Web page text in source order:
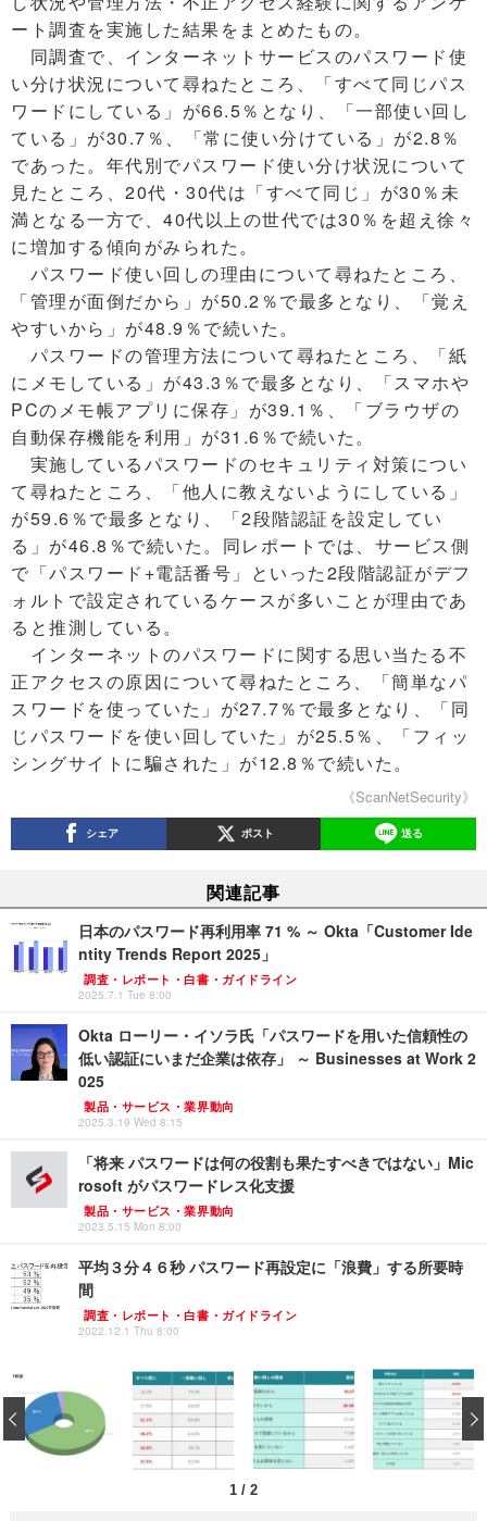
ート調査を実施した結果をまとめたもの。
同調査で、インターネットサービスのパスワード使
い分け状況について尋ねたところ、「すべて同じパス
ワードにしている」が66.5％となり、「一部使い回し
ている」が30.7％、「常に使い分けている」が2.8％
であった。年代別でパスワード使い分け状況について
見たところ、20代・30代は「すべて同じ」が30％未
満となる一方で、40代以上の世代では30％を超え徐々
に増加する傾向がみられた。
パスワード使い回しの理由について尋ねたところ、
「管理が面倒だから」が50.2％で最多となり、「覚え
やすいから」が48.9％で続いた。
パスワードの管理方法について尋ねたところ、「紙
にメモしている」が43.3％で最多となり、「スマホや
PCのメモ帳アプリに保存」が39.1％、「ブラウザの
自動保存機能を利用」が31.6％で続いた。
実施しているパスワードのセキュリティ対策につい
て尋ねたところ、「他人に教えないようにしている」
が59.6％で最多となり、「2段階認証を設定してい
る」が46.8％で続いた。同レポートでは、サービス側
で「パスワード+電話番号」といった2段階認証がデフ
ォルトで設定されているケースが多いことが理由であ
ると推測している。
インターネットのパスワードに関する思い当たる不
正アクセスの原因について尋ねたところ、「簡単なパ
スワードを使っていた」が27.7％で最多となり、「同
じパスワードを使い回していた」が25.5％、「フィッ
シングサイトに騙された」が12.8％で続いた。
《ScanNetSecurity》
シェア ポスト 送る
関連記事
日本のパスワード再利用率 71 % ～ Okta「Customer Ide
ntity Trends Report 2025」
調査・レポート・白書・ガイドライン
2025.7.1 Tue 8:00
Okta ローリー・イソラ氏「パスワードを用いた信頼性の
低い認証にいまだ企業は依存」 ～ Businesses at Work 2
025
製品・サービス・業界動向
2025.3.19 Wed 8:15
「将来 パスワードは何の役割も果たすべきではない」Mic
rosoft がパスワードレス化支援
製品・サービス・業界動向
2023.5.15 Mon 8:00
平均３分４６秒 パスワード再設定に「浪費」する所要時
間
調査・レポート・白書・ガイドライン
2022.12.1 Thu 8:00
1 / 2
‹